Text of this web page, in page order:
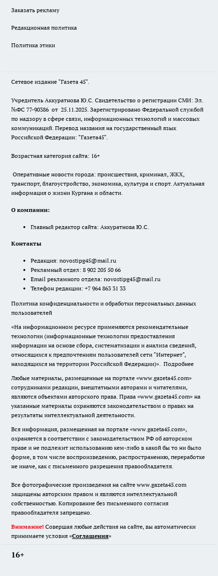
Заказать рекламу
Редакционная политика
Политика этики
Сетевое издание "Газета 45".
Учредитель Аккуратнова Ю.С. Свидетельство о регистрации СМИ: Эл.
№ФС 77-90386 от 25.11.2025. Зарегистрировано Федеральной службой
по надзору в сфере связи, информационных технологий и массовых
коммуникаций. Перевод названия на государственный язык
Российской Федерации: "Газета45".
Возрастная категория сайта: 16+
Оперативные новости города: происшествия, криминал, ЖКХ,
транспорт, благоустройство, экономика, культура и спорт. Актуальная
информация о жизни Кургана и области.
О компании:
Главный редактор сайта: Аккуратнова Ю.С.
Контакты
Редакция: novostipg45@mail.ru
Рекламный отдел: 8 902 205 50 66
Email рекламного отдела: novostipg45@mail.ru
Телефон редакции: +7 964 863 31 33
Политика конфиденциальности и обработки персональных данных
пользователей
«На информационном ресурсе применяются рекомендательные
технологии (информационные технологии предоставления
информации на основе сбора, систематизации и анализа сведений,
относящихся к предпочтениям пользователей сети "Интернет",
находящихся на территории Российской Федерации)». Подробнее
Любые материалы, размещенные на портале «www.gazeta45.com»
сотрудниками редакции, внештатными авторами и читателями,
являются объектами авторского права. Права «www.gazeta45.com» на
указанные материалы охраняются законодательством о правах на
результаты интеллектуальной деятельности.
Вся информация, размещенная на портале «www.gazeta45.com»,
охраняется в соответствии с законодательством РФ об авторском
праве и не подлежит использованию кем-либо в какой бы то ни было
форме, в том числе воспроизведению, распространению, переработке
не иначе, как с письменного разрешения правообладателя.
Все фотографические произведения на сайте www.gazeta45.com
защищены авторским правом и являются интеллектуальной
собственностью. Копирование без письменного согласия
правообладателя запрещено.
Внимание! Совершая любые действия на сайте, вы автоматически
принимаете условия «Cоглашения»
16+